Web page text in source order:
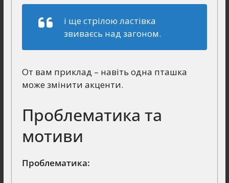
і ще стрілою ластівка
звиваєсь над загоном.
От вам приклад – навіть одна пташка
може змінити акценти.
Проблематика та
мотиви
Проблематика: